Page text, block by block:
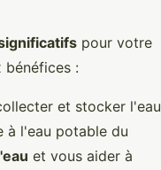
pour votre
bénéfices :
et stocker l'eau
à l'eau potable du
et vous aider à